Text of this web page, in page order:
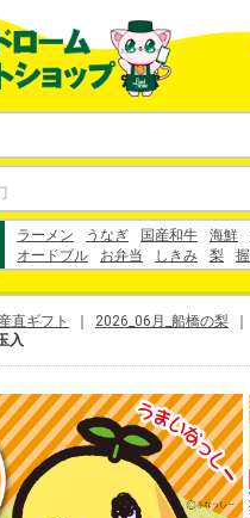
ラーメン うなぎ 国産和牛 海鮮
オードブル
お弁当 しきみ 梨
お寿司
花束 刺身 うなぎ 梨
シュークリーム
お中元 ヨーグル
直ギフト
2026_06月_船橋の梨
入